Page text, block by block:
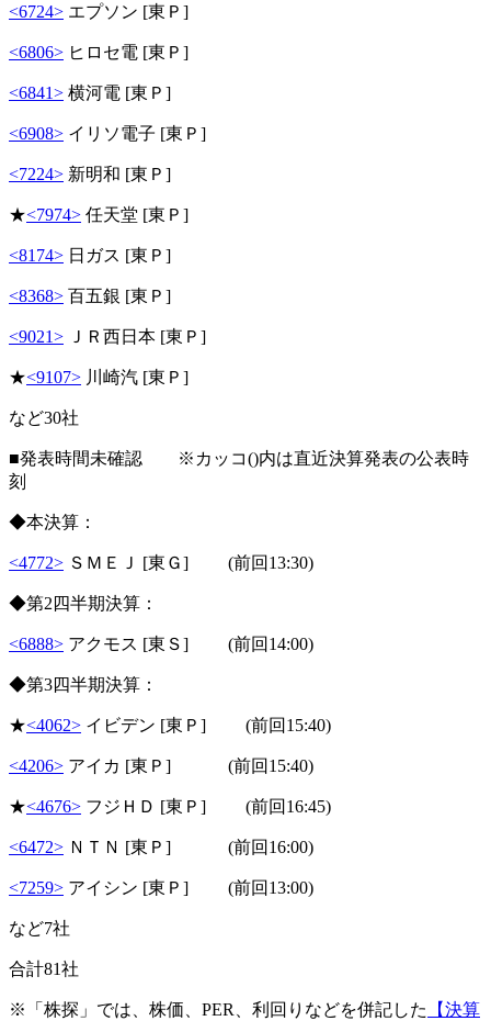
<6724> エプソン [東Ｐ]
<6806> ヒロセ電 [東Ｐ]
<6841> 横河電 [東Ｐ]
<6908> イリソ電子 [東Ｐ]
<7224> 新明和 [東Ｐ]
★<7974> 任天堂 [東Ｐ]
<8174> 日ガス [東Ｐ]
<8368> 百五銀 [東Ｐ]
<9021> ＪＲ西日本 [東Ｐ]
★<9107> 川崎汽 [東Ｐ]
など30社
■発表時間未確認 ※カッコ()内は直近決算発表の公表時
刻
◆本決算：
<4772> ＳＭＥＪ [東Ｇ] (前回13:30)
◆第2四半期決算：
<6888> アクモス [東Ｓ] (前回14:00)
◆第3四半期決算：
★<4062> イビデン [東Ｐ] (前回15:40)
<4206> アイカ [東Ｐ] (前回15:40)
★<4676> フジＨＤ [東Ｐ] (前回16:45)
<6472> ＮＴＮ [東Ｐ] (前回16:00)
<7259> アイシン [東Ｐ] (前回13:00)
など7社
合計81社
※「株探」では、株価、PER、利回りなどを併記した
【決算